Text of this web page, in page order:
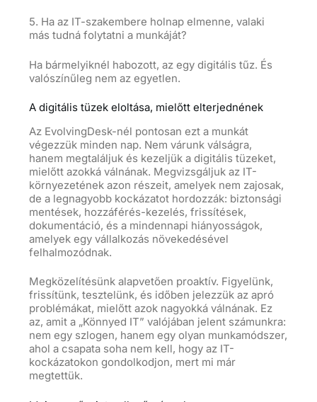
5. Ha az IT-szakembere holnap elmenne, valaki
más tudná folytatni a munkáját?
Ha bármelyiknél habozott, az egy digitális tűz. És
valószínűleg nem az egyetlen.
A digitális tüzek eloltása, mielőtt elterjednének
Az EvolvingDesk-nél pontosan ezt a munkát
végezzük minden nap. Nem várunk válságra,
hanem megtaláljuk és kezeljük a digitális tüzeket,
mielőtt azokká válnának. Megvizsgáljuk az IT-
környezetének azon részeit, amelyek nem zajosak,
de a legnagyobb kockázatot hordozzák: biztonsági
mentések, hozzáférés-kezelés, frissítések,
dokumentáció, és a mindennapi hiányosságok,
amelyek egy vállalkozás növekedésével
felhalmozódnak.
Megközelítésünk alapvetően proaktív. Figyelünk,
frissítünk, tesztelünk, és időben jelezzük az apró
problémákat, mielőtt azok nagyokká válnának. Ez
az, amit a „Könnyed IT” valójában jelent számunkra:
nem egy szlogen, hanem egy olyan munkamódszer,
ahol a csapata soha nem kell, hogy az IT-
kockázatokon gondolkodjon, mert mi már
megtettük.